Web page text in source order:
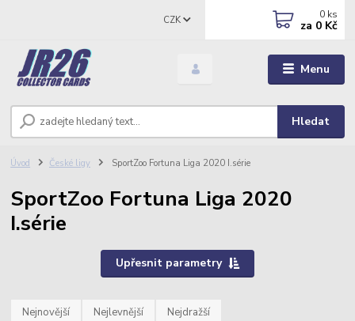
Menu
CZK
Hledat
0 ks
za 0 Kč
Úvod České ligy SportZoo Fortuna Liga 2020 I.série
SportZoo Fortuna Liga 2020
I.série
Upřesnit parametry
Nejnovější Nejlevnější Nejdražší